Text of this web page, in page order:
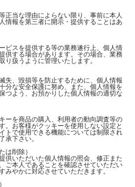
正当な理由によらない限り、事前に本人
情報を第三者に開示・提供することはあ
ビスを提供する等の業務遂行上、個人情
供する場合があります。その場合、業務
り扱うように管理いたします。
失、毀損等を防止するために、個人情報
分な安全保護に努め、また、個人情報を
つよう、お預かりした個人情報の適切な
ーを商品の購入、利用者の動向調査等の
。お客様がクッキーを使用しない設定と
トで使用できる機能については制限され
承下さい。
は削除）
供いただいた個人情報の照会、修正また
ご本人であることを確認させていただい
みやかに対応させていただきます。